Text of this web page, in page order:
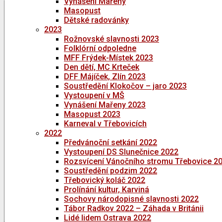
Masopust
Dětské radovánky
2023
Rožnovské slavnosti 2023
Folklórní odpoledne
MFF Frýdek-Místek 2023
Den dětí, MC Krteček
DFF Májíček, Zlín 2023
Soustředění Klokočov – jaro 2023
Vystoupení v MŠ
Vynášení Mařeny 2023
Masopust 2023
Karneval v Třebovicích
2022
Předvánoční setkání 2022
Vystoupení DS Slunečnice 2022
Rozsvícení Vánočního stromu Třebovice
Soustředění podzim 2022
Třebovický koláč 2022
Prolínání kultur, Karviná
Sochovy národopisné slavnosti 2022
Tábor Radkov 2022 – Záhada v Británii
Lidé lidem Ostrava 2022